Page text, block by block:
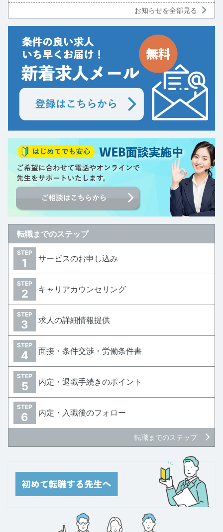
お知らせを全部見る
転職までのステップ
STEP
1 サービスのお申し込み
STEP
2 キャリアカウンセリング
STEP
3 求人の詳細情報提供
STEP
4 面接・条件交渉・労働条件書
STEP
5 内定・退職手続きのポイント
STEP
6 内定・入職後のフォロー
転職までのステップ